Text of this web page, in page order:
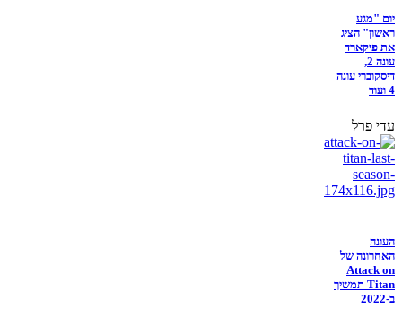
יום "מגע
ראשון" הציג
את פיקארד
עונה 2,
דיסקוברי עונה
4 ועוד
עדי פרל
העונה
האחרונה של
Attack on
Titan תמשיך
ב-2022